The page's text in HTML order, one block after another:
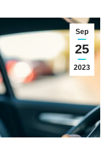
Sep
25
2023